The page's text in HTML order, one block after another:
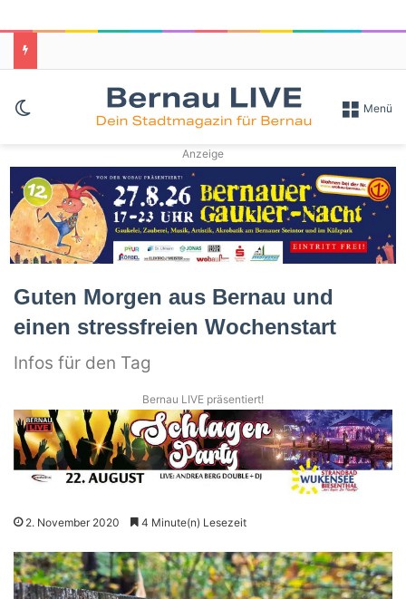
Skin umschalten Menü
Anzeige
Guten Morgen aus Bernau und
einen stressfreien Wochenstart
Infos für den Tag
Bernau LIVE präsentiert!
2. November 2020 4 Minute(n) Lesezeit